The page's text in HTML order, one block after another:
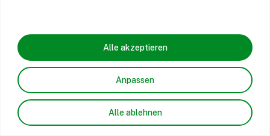
Anpassen
Alle ablehnen
Alle akzeptieren